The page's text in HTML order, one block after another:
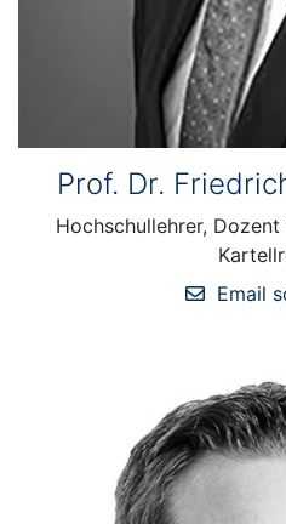
Prof. Dr.
Hochschullehrer,
Email